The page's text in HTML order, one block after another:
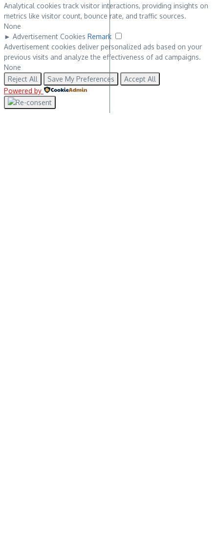
Analytical cookies track visitor interactions, providing insights on
metrics like visitor count, bounce rate, and traffic sources.
None
► Advertisement Cookies Remark
Advertisement cookies deliver personalized ads based on your
previous visits and analyze the effectiveness of ad campaigns.
None
Reject All
Save My Preferences
Accept All
Powered by